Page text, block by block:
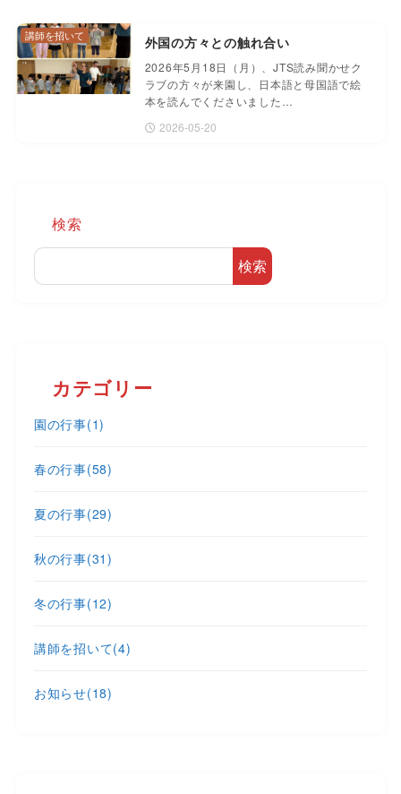
外国の方々との触れ合い
2026年5月18日（月）、JTS読み聞かせク
ラブの方々が来園し、日本語と母国語で絵
本を読んでくださいました…
2026-05-20
講師を招いて
検索
検索
カテゴリー
園の行事(1)
春の行事(58)
夏の行事(29)
秋の行事(31)
冬の行事(12)
講師を招いて(4)
お知らせ(18)